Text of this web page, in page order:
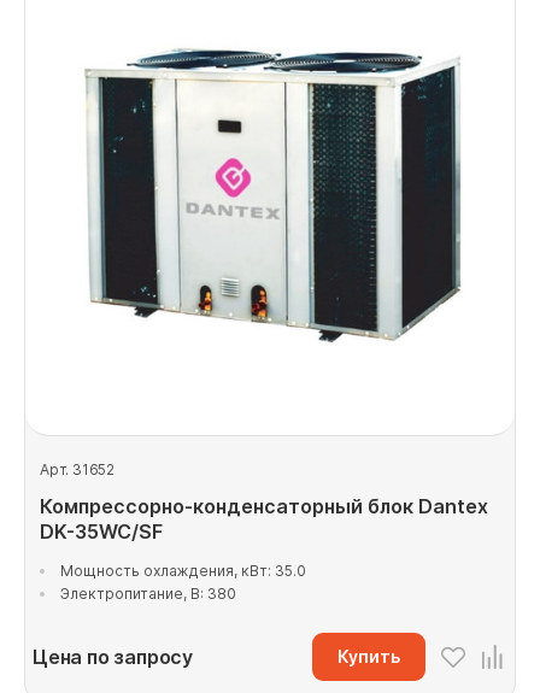
Арт. 31652
Компрессорно-конденсаторный блок Dantex
DK-35WC/SF
Мощность охлаждения, кВт: 35.0
Электропитание, В: 380
Цена по запросу Купить